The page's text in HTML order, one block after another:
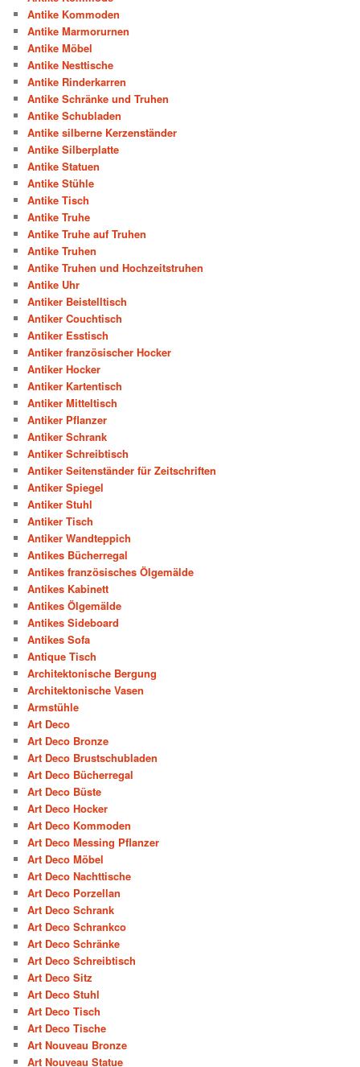
Antike Kommoden
Antike Marmorurnen
Antike Möbel
Antike Nesttische
Antike Rinderkarren
Antike Schränke und Truhen
Antike Schubladen
Antike silberne Kerzenständer
Antike Silberplatte
Antike Statuen
Antike Stühle
Antike Tisch
Antike Truhe
Antike Truhe auf Truhen
Antike Truhen
Antike Truhen und Hochzeitstruhen
Antike Uhr
Antiker Beistelltisch
Antiker Couchtisch
Antiker Esstisch
Antiker französischer Hocker
Antiker Hocker
Antiker Kartentisch
Antiker Mitteltisch
Antiker Pflanzer
Antiker Schrank
Antiker Schreibtisch
Antiker Seitenständer für Zeitschriften
Antiker Spiegel
Antiker Stuhl
Antiker Tisch
Antiker Wandteppich
Antikes Bücherregal
Antikes französisches Ölgemälde
Antikes Kabinett
Antikes Ölgemälde
Antikes Sideboard
Antikes Sofa
Antique Tisch
Architektonische Bergung
Architektonische Vasen
Armstühle
Art Deco
Art Deco Bronze
Art Deco Brustschubladen
Art Deco Bücherregal
Art Deco Büste
Art Deco Hocker
Art Deco Kommoden
Art Deco Messing Pflanzer
Art Deco Möbel
Art Deco Nachttische
Art Deco Porzellan
Art Deco Schrank
Art Deco Schrankco
Art Deco Schränke
Art Deco Schreibtisch
Art Deco Sitz
Art Deco Stuhl
Art Deco Tisch
Art Deco Tische
Art Nouveau Bronze
Art Nouveau Statue